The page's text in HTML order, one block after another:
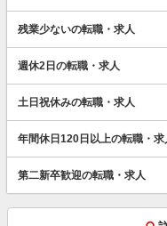
残業少ないの転職・求人
週休2日の転職・求人
土日祝休みの転職・求人
年間休日120日以上の転職・求
第二新卒歓迎の転職・求人